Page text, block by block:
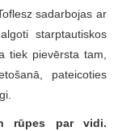
sadarbojas ar
starptautiskos
tiek pievērsta tam,
pateicoties
rūpes par vidi.